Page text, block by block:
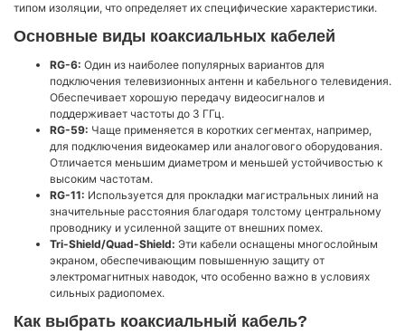
типом изоляции, что определяет их специфические характеристики.
Основные виды коаксиальных кабелей
RG-6: Один из наиболее популярных вариантов для
подключения телевизионных антенн и кабельного телевидения.
Обеспечивает хорошую передачу видеосигналов и
поддерживает частоты до 3 ГГц.
RG-59: Чаще применяется в коротких сегментах, например,
для подключения видеокамер или аналогового оборудования.
Отличается меньшим диаметром и меньшей устойчивостью к
высоким частотам.
RG-11: Используется для прокладки магистральных линий на
значительные расстояния благодаря толстому центральному
проводнику и усиленной защите от внешних помех.
Tri-Shield/Quad-Shield: Эти кабели оснащены многослойным
экраном, обеспечивающим повышенную защиту от
электромагнитных наводок, что особенно важно в условиях
сильных радиопомех.
Как выбрать коаксиальный кабель?